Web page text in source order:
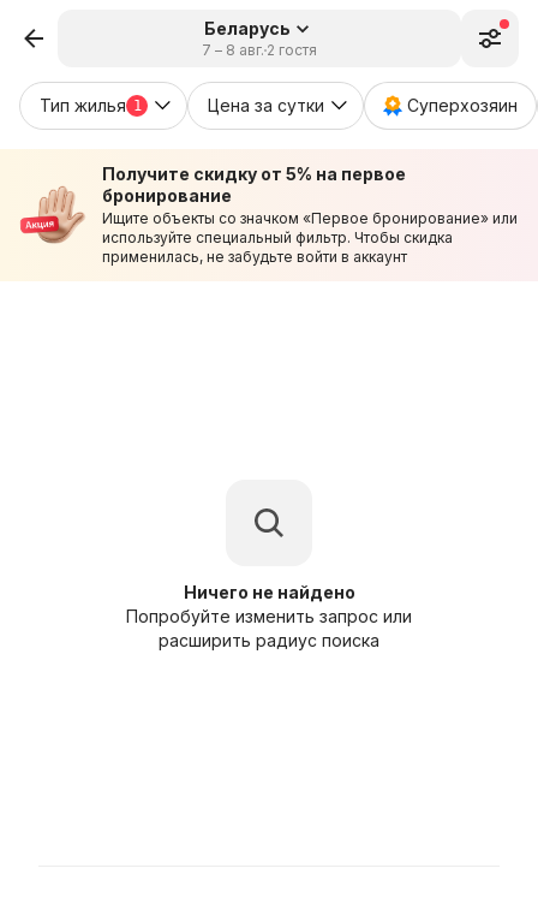
Беларусь
7 – 8 авг. 2 гостя
Тип жилья 1 Цена за сутки Суперхозяин
Получите скидку от 5% на первое
бронирование
Ищите объекты со значком «Первое бронирование» или
используйте специальный фильтр. Чтобы скидка
применилась, не забудьте войти в аккаунт
Ничего не найдено
Попробуйте изменить запрос или
расширить радиус поиска